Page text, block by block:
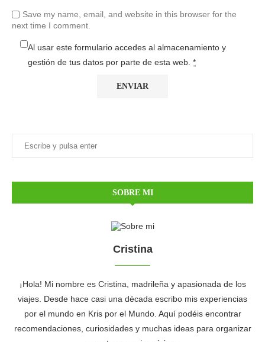
Save my name, email, and website in this browser for the
next time I comment.
Al usar este formulario accedes al almacenamiento y
gestión de tus datos por parte de esta web. *
SOBRE MI
Cristina
¡Hola! Mi nombre es Cristina, madrileña y apasionada de los
viajes. Desde hace casi una década escribo mis experiencias
por el mundo en Kris por el Mundo. Aquí podéis encontrar
recomendaciones, curiosidades y muchas ideas para organizar